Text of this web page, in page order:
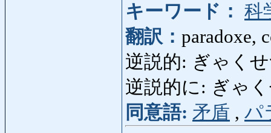
キーワード： 科
翻訳： paradoxe,
逆説的: ぎゃく
逆説的に: ぎゃ
同意語: 矛盾 , パ